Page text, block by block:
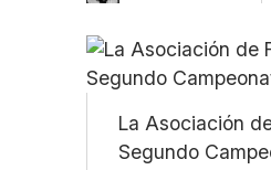
La Asociación
Segundo